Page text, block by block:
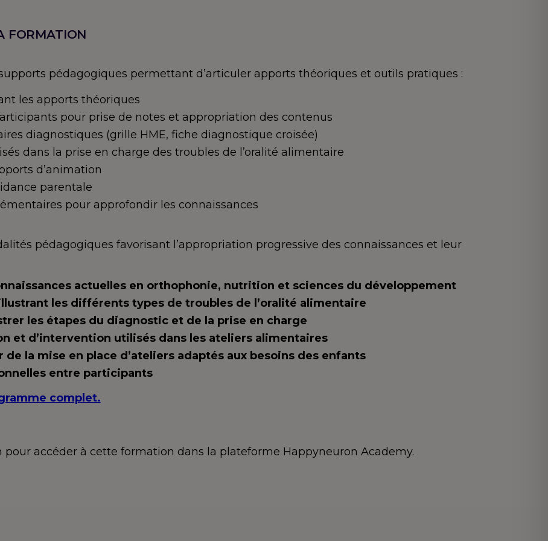
FORMATION
pédagogiques permettant d’articuler apports théoriques et outils pratiques :
les apports théoriques
pour prise de notes et appropriation des contenus
diagnostiques (grille HME, fiche diagnostique croisée)
dans la prise en charge des troubles de l’oralité alimentaire
d’animation
parentale
pour approfondir les connaissances
pédagogiques favorisant l’appropriation progressive des connaissances et leur
actuelles en orthophonie, nutrition et sciences du développement
les différents types de troubles de l’oralité alimentaire
les étapes du diagnostic et de la prise en charge
et d’intervention utilisés dans les ateliers alimentaires
la mise en place d’ateliers adaptés aux besoins des enfants
entre participants
complet.
accéder à cette formation dans la plateforme Happyneuron Academy.